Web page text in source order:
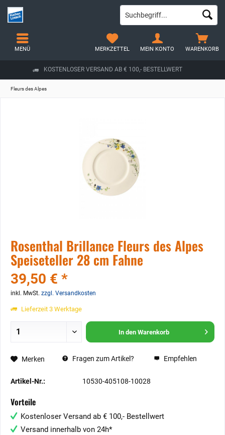
KOSTENLOSER VERSAND AB € 100,- BESTELLWERT
WARENKORB
MERKZETTEL MEIN KONTO
MENÜ
Fleurs des Alpes
Rosenthal Brillance Fleurs des Alpes
Speiseteller 28 cm Fahne
39,50 € *
inkl. MwSt. zzgl. Versandkosten
Lieferzeit 3 Werktage
In den Warenkorb
Merken Fragen zum Artikel? Empfehlen
Artikel-Nr.: 10530-405108-10028
Vorteile
Kostenloser Versand ab € 100,- Bestellwert
Versand innerhalb von 24h*